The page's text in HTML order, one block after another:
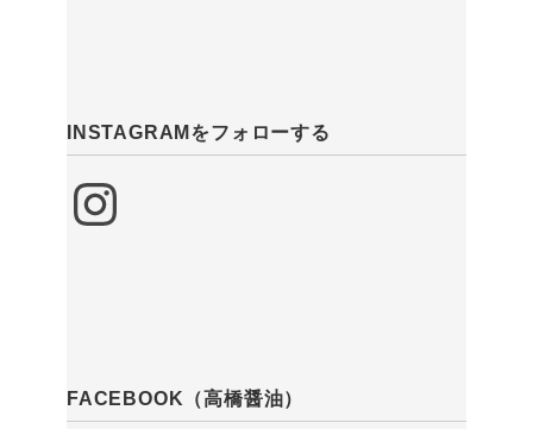
INSTAGRAMをフォローする
Instagram
FACEBOOK（高橋醤油）